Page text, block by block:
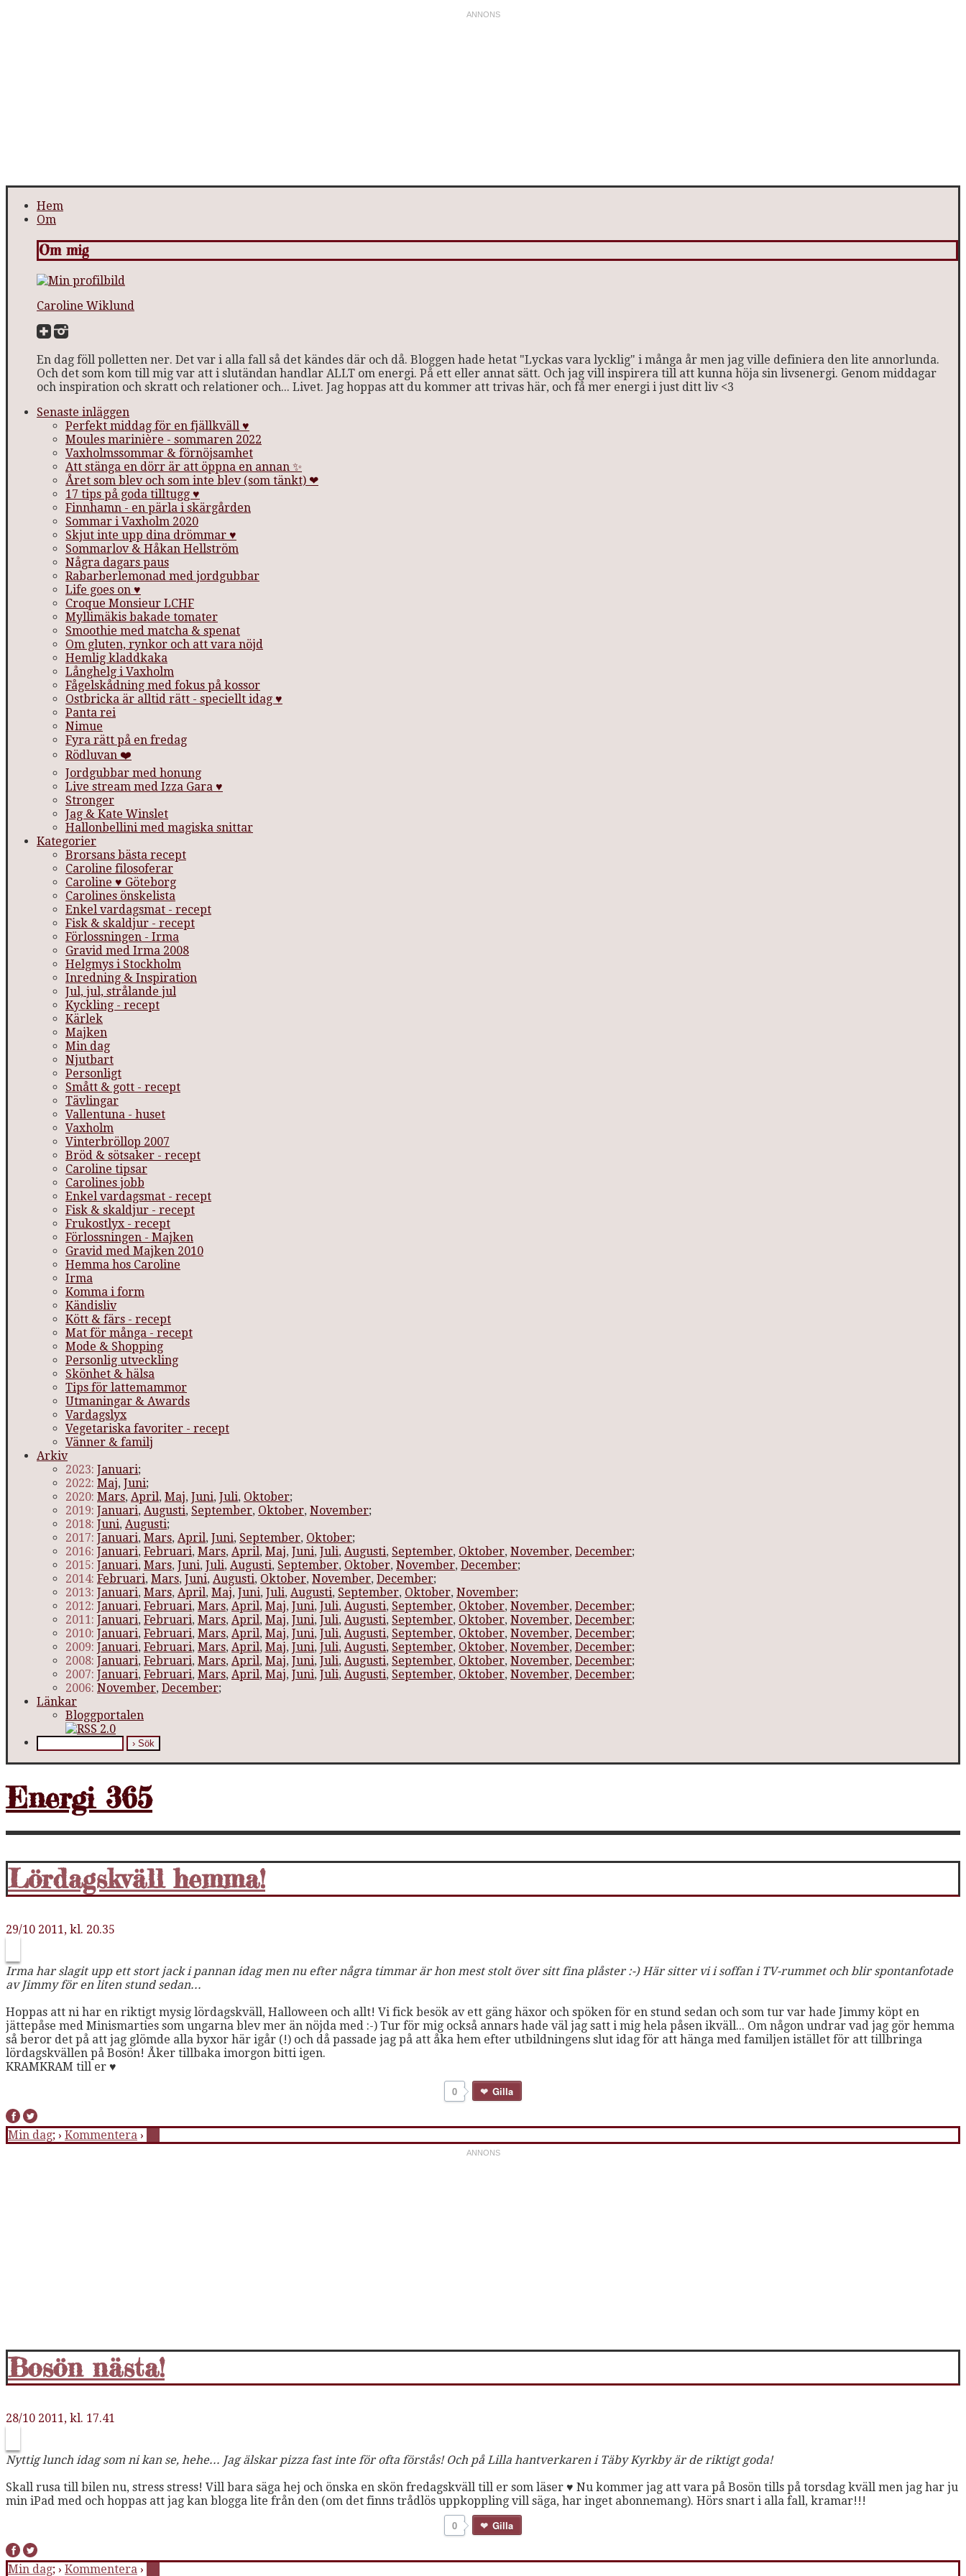
Hem
Om
Om mig
Caroline Wiklund
En dag föll polletten ner. Det var i alla fall så det kändes där och då. Bloggen hade hetat "Lyckas vara lycklig" i många år men jag ville definiera den lite annorlunda.
Och det som kom till mig var att i slutändan handlar ALLT om energi. På ett eller annat sätt. Och jag vill inspirera till att kunna höja sin livsenergi. Genom middagar
och inspiration och skratt och relationer och... Livet. Jag hoppas att du kommer att trivas här, och få mer energi i just ditt liv <3
Senaste inläggen
Perfekt middag för en fjällkväll ♥
Moules marinière - sommaren 2022
Vaxholmssommar & förnöjsamhet
Att stänga en dörr är att öppna en annan ✨
Året som blev och som inte blev (som tänkt) ❤
17 tips på goda tilltugg ♥
Finnhamn - en pärla i skärgården
Sommar i Vaxholm 2020
Skjut inte upp dina drömmar ♥
Sommarlov & Håkan Hellström
Några dagars paus
Rabarberlemonad med jordgubbar
Life goes on ♥
Croque Monsieur LCHF
Myllimäkis bakade tomater
Smoothie med matcha & spenat
Om gluten, rynkor och att vara nöjd
Hemlig kladdkaka
Långhelg i Vaxholm
Fågelskådning med fokus på kossor
Ostbricka är alltid rätt - speciellt idag ♥
Panta rei
Nimue
Fyra rätt på en fredag
Rödluvan ❤️
Jordgubbar med honung
Live stream med Izza Gara ♥
Stronger
Jag & Kate Winslet
Hallonbellini med magiska snittar
Kategorier
Brorsans bästa recept
Caroline filosoferar
Caroline ♥ Göteborg
Carolines önskelista
Enkel vardagsmat - recept
Fisk & skaldjur - recept
Förlossningen - Irma
Gravid med Irma 2008
Helgmys i Stockholm
Inredning & Inspiration
Jul, jul, strålande jul
Kyckling - recept
Kärlek
Majken
Min dag
Njutbart
Personligt
Smått & gott - recept
Tävlingar
Vallentuna - huset
Vaxholm
Vinterbröllop 2007
Bröd & sötsaker - recept
Caroline tipsar
Carolines jobb
Enkel vardagsmat - recept
Fisk & skaldjur - recept
Frukostlyx - recept
Förlossningen - Majken
Gravid med Majken 2010
Hemma hos Caroline
Irma
Komma i form
Kändisliv
Kött & färs - recept
Mat för många - recept
Mode & Shopping
Personlig utveckling
Skönhet & hälsa
Tips för lattemammor
Utmaningar & Awards
Vardagslyx
Vegetariska favoriter - recept
Vänner & familj
Arkiv
2023: Januari;
2022: Maj, Juni;
2020: Mars, April, Maj, Juni, Juli, Oktober;
2019: Januari, Augusti, September, Oktober, November;
2018: Juni, Augusti;
2017: Januari, Mars, April, Juni, September, Oktober;
2016: Januari, Februari, Mars, April, Maj, Juni, Juli, Augusti, September, Oktober, November, December;
2015: Januari, Mars, Juni, Juli, Augusti, September, Oktober, November, December;
2014: Februari, Mars, Juni, Augusti, Oktober, November, December;
2013: Januari, Mars, April, Maj, Juni, Juli, Augusti, September, Oktober, November;
2012: Januari, Februari, Mars, April, Maj, Juni, Juli, Augusti, September, Oktober, November, December;
2011: Januari, Februari, Mars, April, Maj, Juni, Juli, Augusti, September, Oktober, November, December;
2010: Januari, Februari, Mars, April, Maj, Juni, Juli, Augusti, September, Oktober, November, December;
2009: Januari, Februari, Mars, April, Maj, Juni, Juli, Augusti, September, Oktober, November, December;
2008: Januari, Februari, Mars, April, Maj, Juni, Juli, Augusti, September, Oktober, November, December;
2007: Januari, Februari, Mars, April, Maj, Juni, Juli, Augusti, September, Oktober, November, December;
2006: November, December;
Länkar
Bloggportalen
Energi 365
Lördagskväll hemma!
29/10 2011, kl. 20.35
Irma har slagit upp ett stort jack i pannan idag men nu efter några timmar är hon mest stolt över sitt fina plåster :-) Här sitter vi i soffan i TV-rummet och blir spontanfotade
av Jimmy för en liten stund sedan...
Hoppas att ni har en riktigt mysig lördagskväll, Halloween och allt! Vi fick besök av ett gäng häxor och spöken för en stund sedan och som tur var hade Jimmy köpt en
jättepåse med Minismarties som ungarna blev mer än nöjda med :-) Tur för mig också annars hade väl jag satt i mig hela påsen ikväll... Om någon undrar vad jag gör hemma
så beror det på att jag glömde alla byxor här igår (!) och då passade jag på att åka hem efter utbildningens slut idag för att hänga med familjen istället för att tillbringa
lördagskvällen på Bosön! Åker tillbaka imorgon bitti igen.
KRAMKRAM till er ♥
0
Gilla
Min dag; › Kommentera ›
Bosön nästa!
28/10 2011, kl. 17.41
Nyttig lunch idag som ni kan se, hehe... Jag älskar pizza fast inte för ofta förstås! Och på Lilla hantverkaren i Täby Kyrkby är de riktigt goda!
Skall rusa till bilen nu, stress stress! Vill bara säga hej och önska en skön fredagskväll till er som läser ♥ Nu kommer jag att vara på Bosön tills på torsdag kväll men jag har ju
min iPad med och hoppas att jag kan blogga lite från den (om det finns trådlös uppkoppling vill säga, har inget abonnemang). Hörs snart i alla fall, kramar!!!
0
Gilla
Min dag; › Kommentera ›